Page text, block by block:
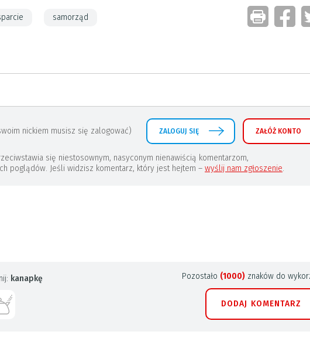
samorząd
nickiem musisz się zalogować) ZALOGUJ SIĘ ZAŁÓŻ KONTO
się niestosownym, nasyconym nienawiścią komentarzom,
poglądów. Jeśli widzisz komentarz, który jest hejtem – wyślij nam zgłoszenie.
Pozostało (1000) znaków do
DODAJ KOMENTARZ
kanapkę